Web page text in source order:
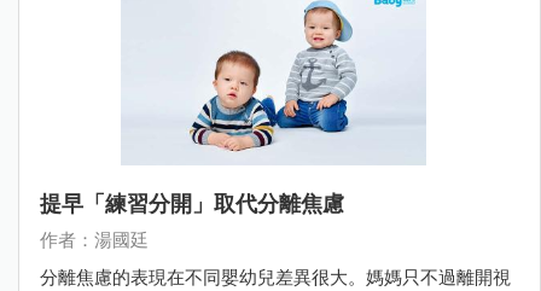
提早「練習分開」取代分離焦慮
作者：湯國廷
分離焦慮的表現在不同嬰幼兒差異很大。媽媽只不過離開視